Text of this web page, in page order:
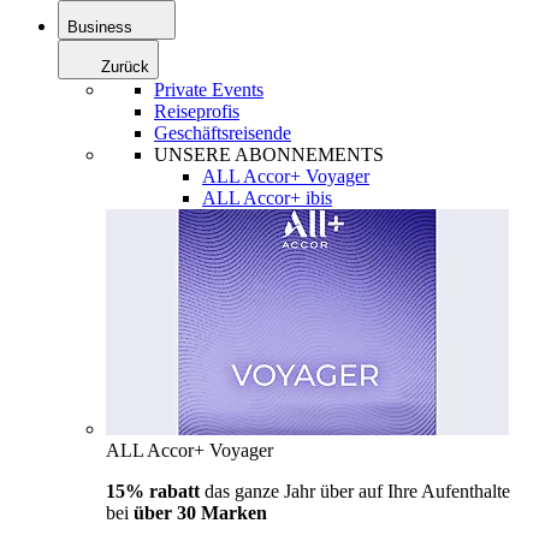
Business
Zurück
Private Events
Reiseprofis
Geschäftsreisende
UNSERE ABONNEMENTS
ALL Accor+ Voyager
ALL Accor+ ibis
ALL Accor+ Voyager
15% rabatt das ganze Jahr über auf Ihre Aufenthalte
bei über 30 Marken